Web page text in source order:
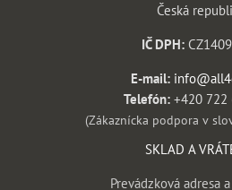
Česká
IČ DPH:
E-mail:
Telefón: +420 722
(Zákaznícka podpora v
SKLAD A
Prevádzková adresa